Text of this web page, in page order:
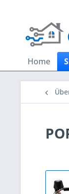
Home